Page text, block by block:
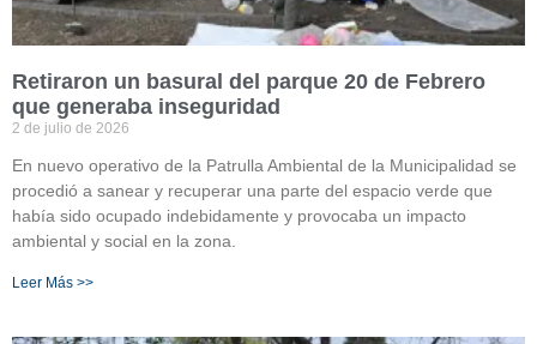
Retiraron un basural del parque 20 de Febrero
que generaba inseguridad
2 de julio de 2026
En nuevo operativo de la Patrulla Ambiental de la Municipalidad se
procedió a sanear y recuperar una parte del espacio verde que
había sido ocupado indebidamente y provocaba un impacto
ambiental y social en la zona.
Leer Más >>